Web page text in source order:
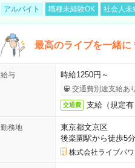
アルバイト 職種未経験OK 社会人未
最高のライブを一緒
給与 時給1250円～
交通費別途支給あり
交通費 支給（規定有
勤務地
東京都文京区
後楽園駅から徒歩5分
株式会社ライブパ